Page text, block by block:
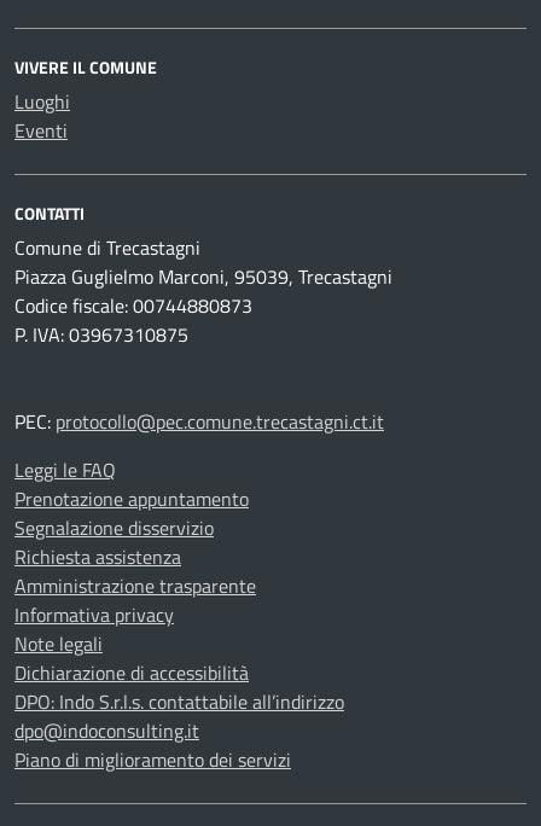
VIVERE IL COMUNE
Luoghi
Eventi
CONTATTI
Comune di Trecastagni
Piazza Guglielmo Marconi, 95039, Trecastagni
Codice fiscale: 00744880873
P. IVA: 03967310875
PEC: protocollo@pec.comune.trecastagni.ct.it
Leggi le FAQ
Prenotazione appuntamento
Segnalazione disservizio
Richiesta assistenza
Amministrazione trasparente
Informativa privacy
Note legali
Dichiarazione di accessibilità
DPO: Indo S.r.l.s. contattabile all’indirizzo
dpo@indoconsulting.it
Piano di miglioramento dei servizi